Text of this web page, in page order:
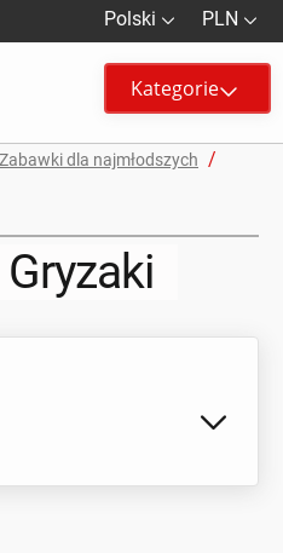
PLN
Polski
Kategorie
Zabawki dla najmłodszych /